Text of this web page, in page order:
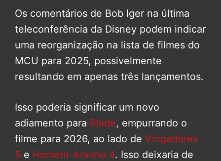
Os comentários de Bob Iger na última
teleconferência da Disney podem indicar
uma reorganização na lista de filmes do
MCU para 2025, possivelmente
resultando em apenas três lançamentos.
Isso poderia significar um novo
adiamento para Blade, empurrando o
filme para 2026, ao lado de Vingadores
5 e Homem-Aranha 4. Isso deixaria de